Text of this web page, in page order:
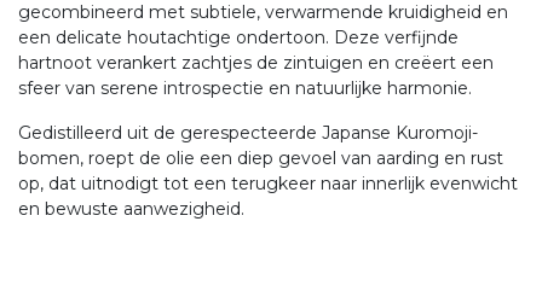
gecombineerd met subtiele, verwarmende kruidigheid en
een delicate houtachtige ondertoon. Deze verfijnde
hartnoot verankert zachtjes de zintuigen en creëert een
sfeer van serene introspectie en natuurlijke harmonie.
Gedistilleerd uit de gerespecteerde Japanse Kuromoji-
bomen, roept de olie een diep gevoel van aarding en rust
op, dat uitnodigt tot een terugkeer naar innerlijk evenwicht
en bewuste aanwezigheid.